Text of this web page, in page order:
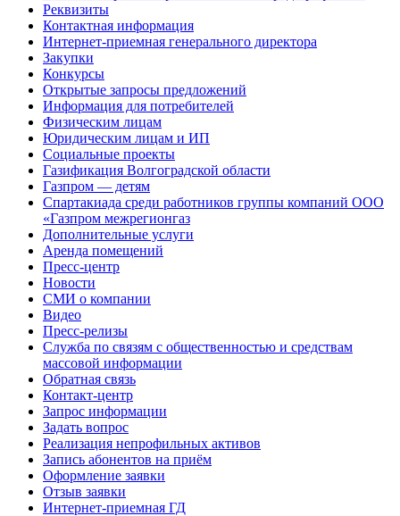
Реквизиты
Контактная информация
Интернет-приемная генерального директора
Закупки
Конкурсы
Открытые запросы предложений
Информация для потребителей
Физическим лицам
Юридическим лицам и ИП
Социальные проекты
Газификация Волгоградской области
Газпром — детям
Спартакиада среди работников группы компаний ООО
«Газпром межрегионгаз
Дополнительные услуги
Аренда помещений
Пресс-центр
Новости
СМИ о компании
Видео
Пресс-релизы
Служба по связям с общественностью и средствам
массовой информации
Обратная связь
Контакт-центр
Запрос информации
Задать вопрос
Реализация непрофильных активов
Запись абонентов на приём
Оформление заявки
Отзыв заявки
Интернет-приемная ГД